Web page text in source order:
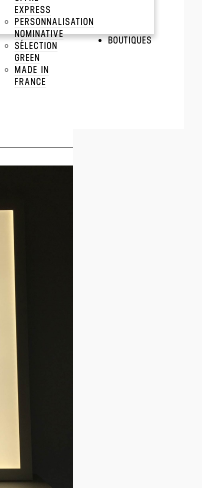
EXPRESS
PERSONNALISATION
NOMINATIVE
SÉLECTION
GREEN
MADE IN
FRANCE
BOUTIQUES